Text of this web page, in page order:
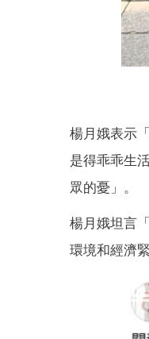
楊月娥表示
是得乖乖生
眾的憂」。
楊月娥坦言
環境和經濟